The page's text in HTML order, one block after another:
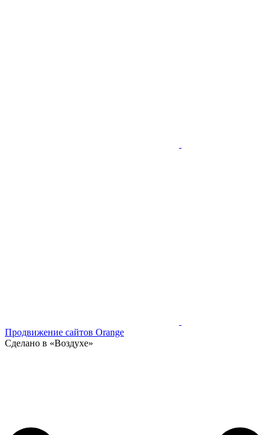
Продвижение сайтов Orange
Сделано в «Воздухе»